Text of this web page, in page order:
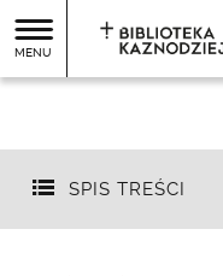
MENU
SPIS TREŚCI